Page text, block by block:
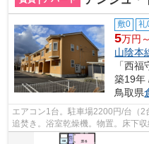
敷0 礼
5万円
山陰本
「西
築19年
鳥取県
エアコン1台。駐車場2200円/台（2
追焚き。浴室乾燥機。物置。床下
髪洗面化粧台。南向きバルコニー。